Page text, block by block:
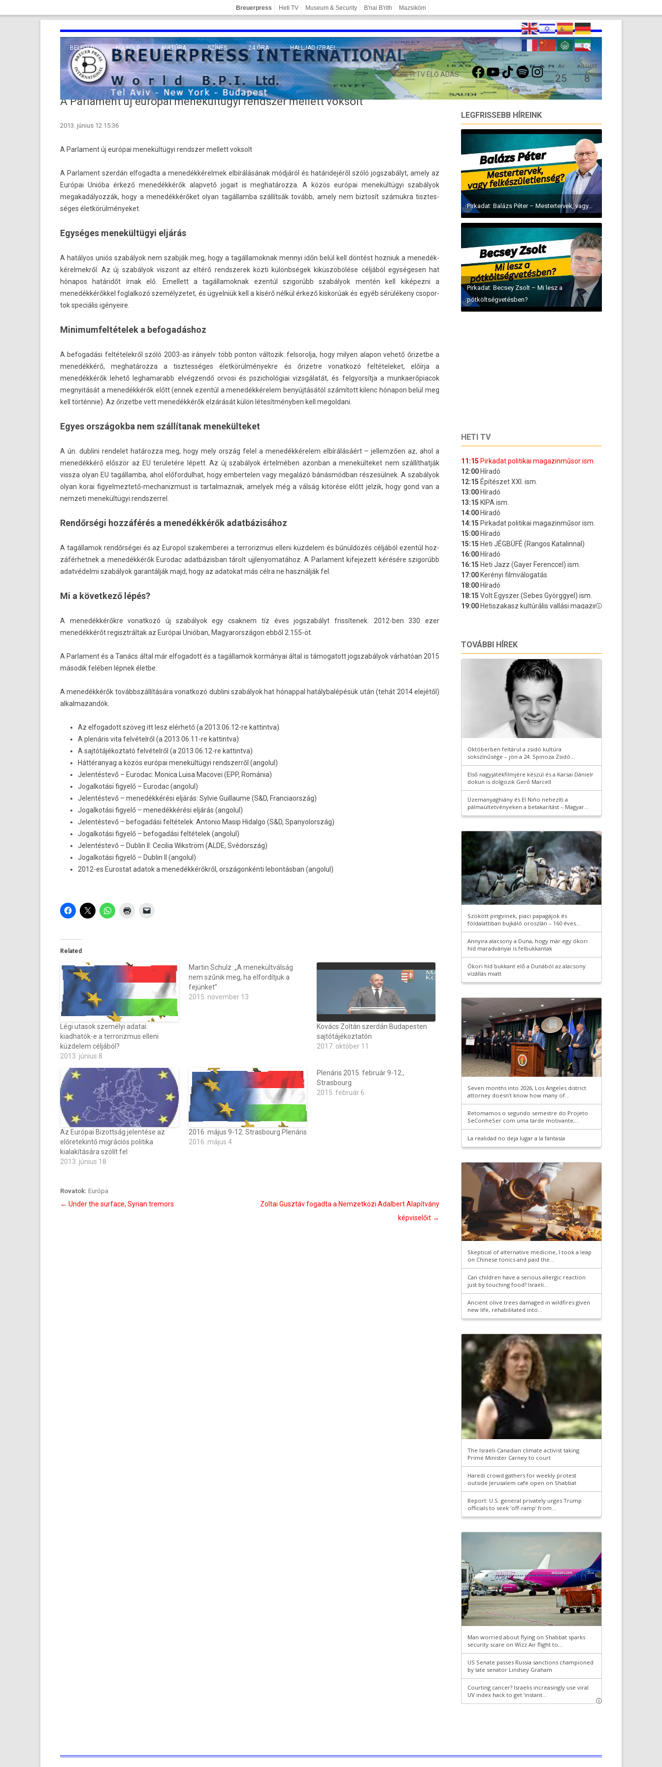
Breuerpress Heti TV Museum & Security B'nai B'rith Mazsiköm
BELFÖLD KÜLFÖLD
EURÓPA
KÖZEL-KELET
TÁVOL-KELET
TENGERENTÚL
KULTÚRA
TUDOMÁNY
VALLÁS
SZÍNES 24 ÓRA HALLJAD IZRAEL
HETI TV ÉLŐ ADÁS
FACEBOOKYOUTUBETIKTOKSPOTIFYINSTAGRAMÁV
25
AUGUST
8
A Parlament új európai menekültügyi rendszer mellett voksolt
2013. június 12 15:36
A Par­la­ment új európai menekültügyi re­ndsz­er mel­lett vok­solt
A Par­la­ment szerdán el­fogad­ta a menedék­kérel­mek elbírálásának módjáról és határidejéről szóló jogszabályt, amely az
Európai Unióba érkező menedékkérők al­ap­vető jogait is meg­határoz­za. A közös európai menekültügyi szabályok
megakadályoz­zák, hogy a menedékkérőket olyan tagál­lamba szállítsák tovább, amely nem bi­ztosít számukra tisztes­
séges élet­körül­ményeket.
Egységes menekültügyi eljárás
A hatályos uniós szabályok nem szabják meg, hogy a tagál­lamok­nak men­nyi időn belül kell döntést hoz­niuk a menedék­
kérel­mekről. Az új szabályok vis­zont az eltérő re­ndszerek közti különbségek kiküszöbölése céljából egységesen hat
hónapos határidőt írnak elő. Em­el­lett a tagál­lamok­nak ezentúl szigorúbb szabályok mentén kell kiképezni a
menedékkérőkkel fog­lalkozó személyzetet, és ügyel­niük kell a kísérő nélkül érkező kis­korúak és egyéb sérülékeny csopor­
tok speciális igényeire.
Minimumfeltételek a befogadáshoz
A be­fogadási fel­tételek­ről szóló 2003-as irányelv több pon­ton vál­tozik: fel­sorol­ja, hogy mily­en al­apon vehető őrizet­be a
menedékkérő, meg­határoz­za a tisztes­séges élet­körül­mények­re és őrizet­re vonat­kozó fel­tételeket, előírja a
menedékkérők lehető leg­hamarabb elvégzendő or­vosi és pszic­hológiai vizsgálatát, és fel­gyor­sítja a mun­kaerőpiacok
meg­nyitását a menedékkérők előtt (ennek ezentúl a menedékkérelem benyújtásától számított kilenc hónapon belül meg
kell történnie). Az őrizet­be vett menedékkérők elzárását külön létesítményben kell megol­dani.
Egyes országokba nem szállítanak menekülteket
A ún. dub­lini re­ndelet határozza meg, hogy mely ország felel a menedékkérelem elbírálásáért – jel­lemző­en az, ahol a
menedékkérő először az EU területére lépett. Az új szabályok értelmében azon­ban a menekül­teket nem szállíthatják
vissza olyan EU tagál­lamba, ahol előfor­dulhat, hogy em­ber­tel­en vagy megalázó bánásmódban részesülnek. A szabályok
olyan korai figyelmeztető-mechanizmust is tar­talmaz­nak, amelyek még a válság kitörése előtt jel­zik, hogy gond van a
nem­zeti menekültügyi re­ndszer­rel.
Rendőrségi hozzáférés a menedékkérők adatbázisához
A tagál­lamok rendőrségei és az Europol szakem­berei a ter­roriz­mus el­leni küz­delem és bűnüldözés céljából ezentúl hoz­
záfér­hetnek a menedékkérők Eurodac adat­bázis­ban tárolt ujjlenyomatához. A Par­la­ment kifejezett kérésére szigorúbb
adatvédelmi szabályok garan­tálják majd, hogy az adatokat más célra ne használják fel.
Mi a következő lépés?
A menedékkérőkre vonat­kozó új szabályok egy csak­nem tíz éves jogszabályt frissítenek. 2012-ben 330 ezer
menedékkérőt re­gisztrál­tak az Európai Unióban, Magyarországon ebből 2.155-öt.
A Par­la­ment és a Tanács által már el­fogadott és a tagál­lamok kormányai által is támogatott jogszabályok várhatóan 2015
második felében lépnek életbe.
A menedékkérők továbbszállítására vonat­kozó dub­lini szabályok hat hónapp­al hatálybalépésük után (tehát 2014 elejétől)
al­kal­mazan­dók.
Az elfogadott szöveg itt lesz elérhető (a 2013.06.12-re kattintva)
A plenáris vita felvételről (a 2013.06.11-re kattintva)
A sajtótájékoztató felvételről (a 2013.06.12-re kattintva)
Háttéranyag a közös európai menekültügyi rendszerről (angolul)
Jelentéstevő – Eurodac: Monica Luisa Macovei (EPP, Románia)
Jogalkotási figyelő – Eurodac (angolul)
Jelentéstevő – menedékkérési eljárás: Sylvie Guillaume (S&D, Franciaország)
Jogalkotási figyelő – menedékkérési eljárás (angolul)
Jelentéstevő – befogadási feltételek: Antonio Masip Hidalgo (S&D, Spanyolország)
Jogalkotási figyelő – befogadási feltételek (angolul)
Jelentéstevő – Dublin II: Cecilia Wikström (ALDE, Svédország)
Jogalkotási figyelő – Dublin II (angolul)
2012-es Eurostat adatok a menedékkérőkről, országonkénti lebontásban (angolul)
Related
Légi utasok személyi adatai:
kiadhatók-e a terrorizmus elleni
küzdelem céljából?
2013. június 8
Martin Schulz: „A menekültválság
nem szűnik meg, ha elfordítjuk a
fejünket”
2015. november 13
Kovács Zoltán szerdán Budapesten
sajtótájékoztatón
2017. október 11
Az Európai Bizottság jelentése az
előretekintő migrációs politika
kialakítására szólít fel
2013. június 18
2016. május 9-12. Strasbourg Plenáris
2016. május 4
Plenáris 2015. február 9-12.,
Strasbourg
2015. február 6
Rovatok: Európa
Bejegyzés
← Under the surface, Syrian tremors
Zoltai Gusztáv fogadta a Nemzetközi Adalbert Alapítvány
képviselőit →
LEGFRISSEBB HÍREINK
A Tel-Avivi Egyetem kutatói által készített új
jelentés...
Pirkadat: Oberlander Báruch
HETI TV
TOVÁBBI HÍREK